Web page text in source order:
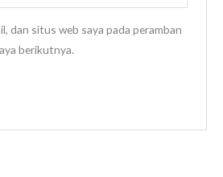
dan situs web saya pada peramban
berikutnya.